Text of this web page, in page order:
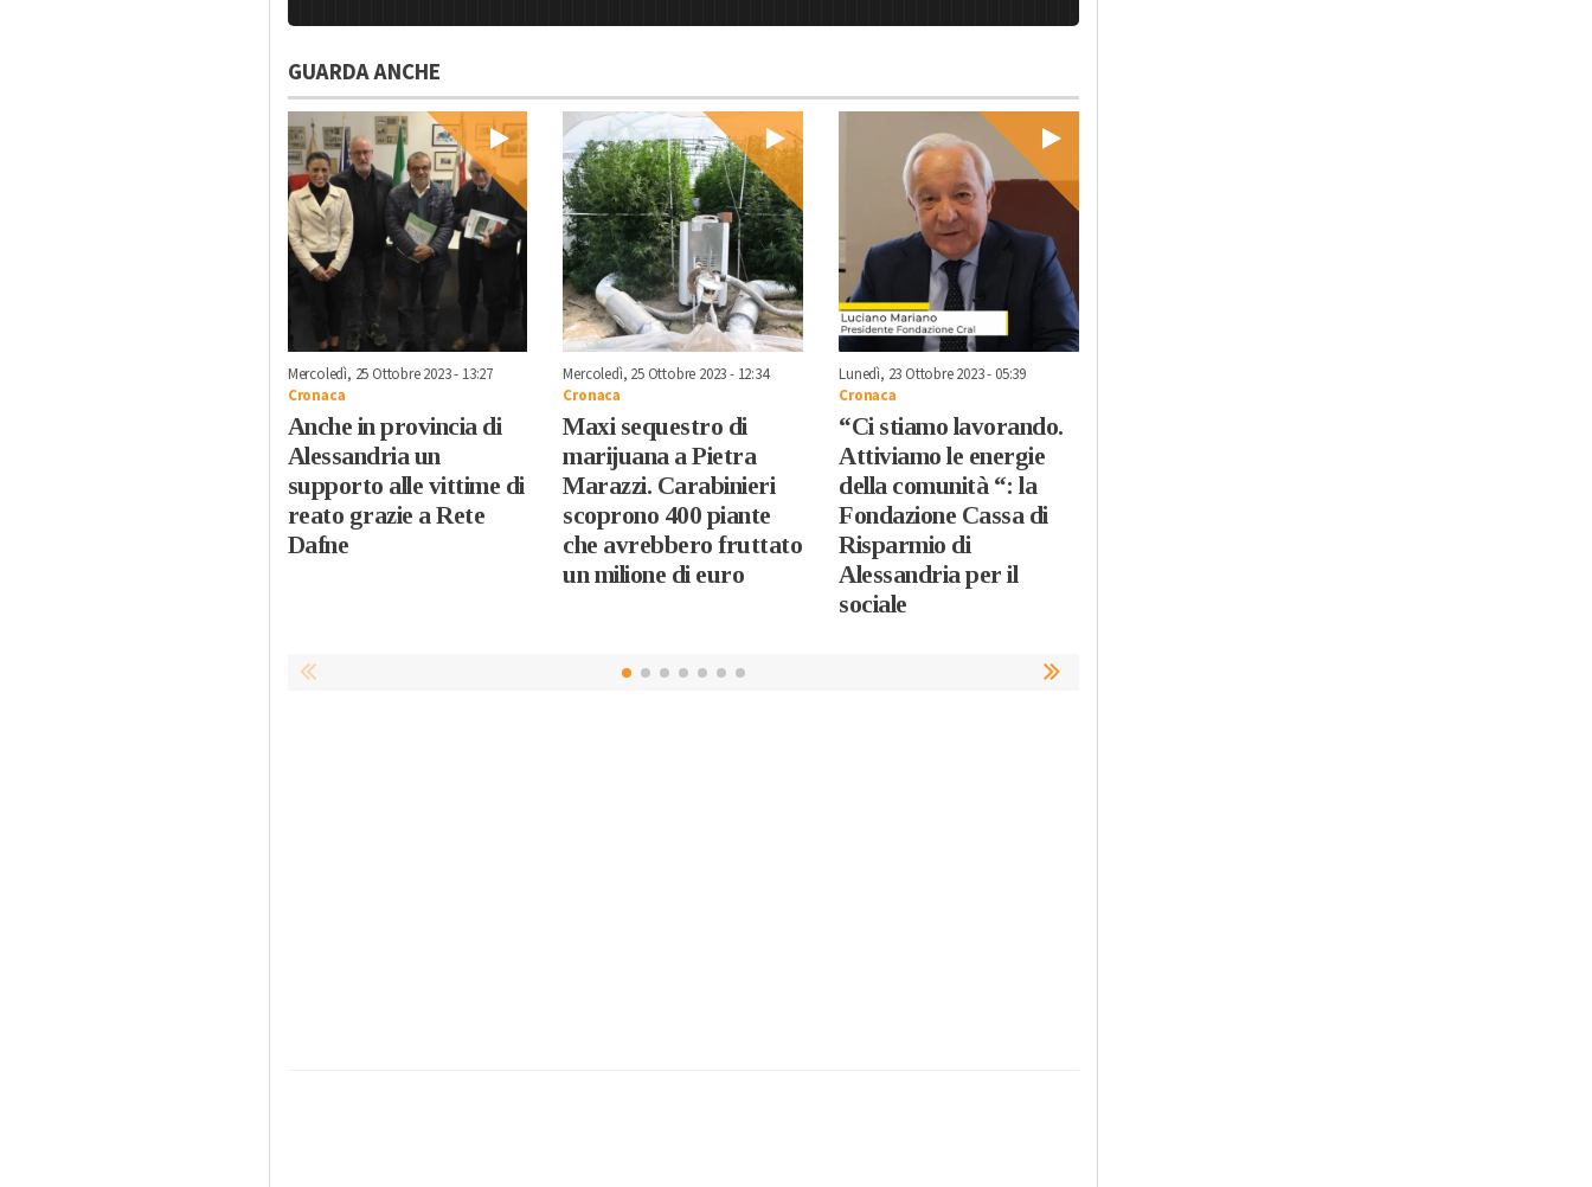
GUARDA ANCHE
Mercoledì, 25 Ottobre 2023 - 13:27
Cronaca
Anche in provincia di
Alessandria un
supporto alle vittime di
reato grazie a Rete
Dafne
Mercoledì, 25 Ottobre 2023 - 12:34
Cronaca
Maxi sequestro di
marijuana a Pietra
Marazzi. Carabinieri
scoprono 400 piante
che avrebbero fruttato
un milione di euro
Lunedì, 23 Ottobre 2023 - 05:39
Cronaca
“Ci stiamo lavorando.
Attiviamo le energie
della comunità “: la
Fondazione Cassa di
Risparmio di
Alessandria per il
sociale